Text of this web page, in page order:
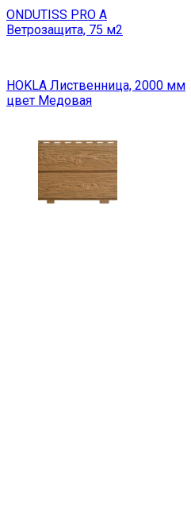
ONDUTISS PRO A
Ветрозащита, 75 м2
HOKLA Лиственница, 2000 мм
цвет Медовая